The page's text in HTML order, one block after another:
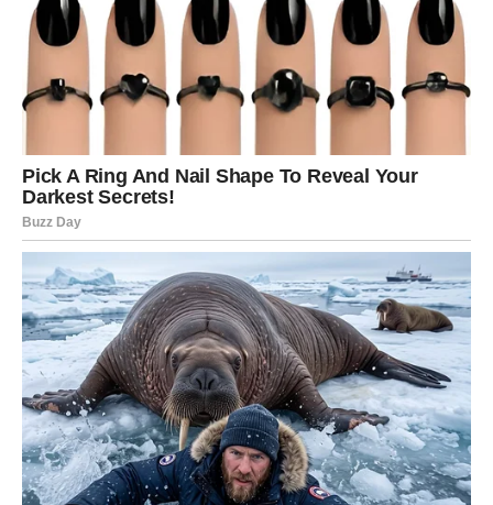
Za Škorpije sledeći vikend donosi
snažan unutrašnji
preokret
. Ovo je period kada ono što je bilo mutno
postaje jasno, kada sumnje gube moć, a istina – čak i ako
je bolna – donosi olakšanje. Škorpija konačno oseća da
ponovo stoji čvrsto, bez potrebe da se dokazuje ili brani.
Emotivno, ovo je vikend dubokog isceljenja
. Sve ono što
te je tiho mučilo, ali nisi pokazivao drugima, sada izlazi na
površinu kako bi konačno izgubilo snagu. Osećaš se jače,
stabilnije i sigurnije u sebe. Ovo je trenutak kada vraćaš
kontrolu nad sopstvenim životom – ali ne kroz borbu, već
kroz jasnoću.
Uljubavi, Škorpiju očekuju intenzivni i sudbinski trenuci.
Ako si u vezi, dolazi do produbljivanja odnosa kroz